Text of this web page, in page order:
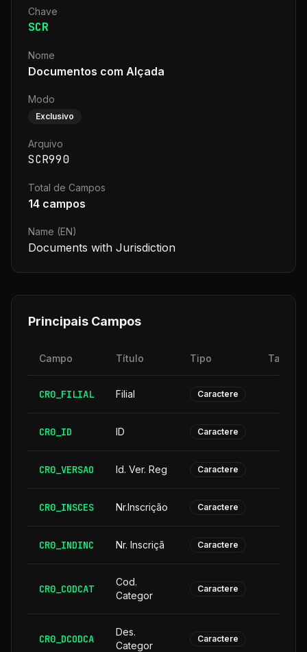
Chave
SCR
Nome
Documentos com Alçada
Modo
Exclusivo
Arquivo
SCR990
Total de Campos
14 campos
Name (EN)
Documents with Jurisdiction
Principais Campos
Campo Título Tipo
CR0_FILIAL Filial Caractere
CR0_ID ID Caractere
CR0_VERSAO Id. Ver. Reg Caractere
CR0_INSCES Nr.Inscrição Caractere
CR0_INDINC Nr. Inscriçã Caractere
CR0_CODCAT
Cod.
Categor
Caractere
CR0_DCODCA
Des.
Categor
Caractere